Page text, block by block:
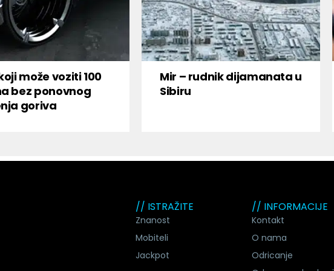
može voziti 100
bez ponovnog
goriva
Mir – rudnik dijamanata u
Sibiru
// ISTRAŽITE
Znanost
Mobiteli
Jackpot
// INFORMACIJE
Kontakt
O nama
Odricanje